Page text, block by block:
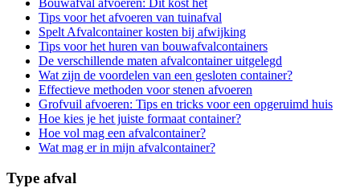
Tips voor het afvoeren van tuinafval
Spelt Afvalcontainer kosten bij afwijking
Tips voor het huren van bouwafvalcontainers
De verschillende maten afvalcontainer uitgelegd
Wat zijn de voordelen van een gesloten container?
Effectieve methoden voor stenen afvoeren
Grofvuil afvoeren: Tips en tricks voor een opgeruimd huis
Hoe kies je het juiste formaat container?
Hoe vol mag een afvalcontainer?
Wat mag er in mijn afvalcontainer?
Type afval